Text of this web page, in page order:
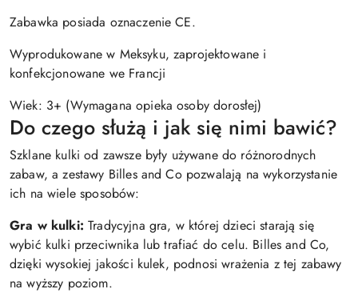
Zabawka posiada oznaczenie CE.
Wyprodukowane w Meksyku, zaprojektowane i
konfekcjonowane we Francji
Wiek: 3+ (Wymagana opieka osoby dorosłej)
Do czego służą i jak się nimi bawić?
Szklane kulki od zawsze były używane do różnorodnych
zabaw, a zestawy Billes and Co pozwalają na wykorzystanie
ich na wiele sposobów:
Gra w kulki:Tradycyjna gra, w której dzieci starają się
wybić kulki przeciwnika lub trafiać do celu. Billes and Co,
dzięki wysokiej jakości kulek, podnosi wrażenia z tej zabawy
na wyższy poziom.